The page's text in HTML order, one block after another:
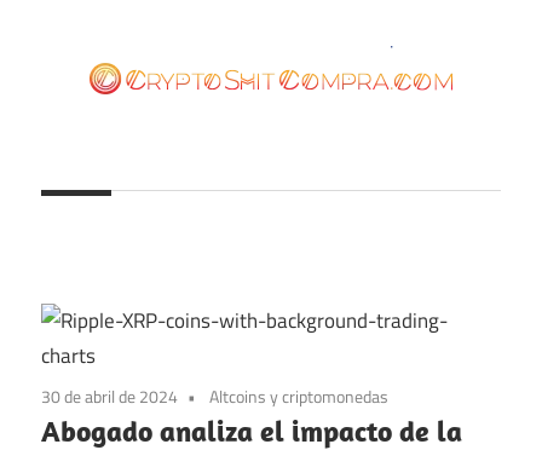
contenido
30 de abril de 2024 Altcoins y criptomonedas
Abogado analiza el impacto de la